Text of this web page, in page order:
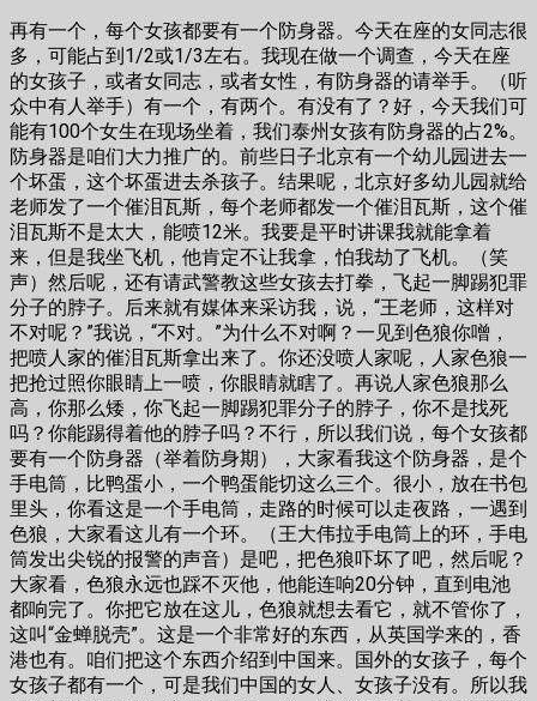
再有一个，每个女孩都要有一个防身器。今天在座的女同志很
多，可能占到1/2或1/3左右。我现在做一个调查，今天在座
的女孩子，或者女同志，或者女性，有防身器的请举手。（听
众中有人举手）有一个，有两个。有没有了？好，今天我们可
能有100个女生在现场坐着，我们泰州女孩有防身器的占2%。
防身器是咱们大力推广的。前些日子北京有一个幼儿园进去一
个坏蛋，这个坏蛋进去杀孩子。结果呢，北京好多幼儿园就给
老师发了一个催泪瓦斯，每个老师都发一个催泪瓦斯，这个催
泪瓦斯不是太大，能喷12米。我要是平时讲课我就能拿着
来，但是我坐飞机，他肯定不让我拿，怕我劫了飞机。（笑
声）然后呢，还有请武警教这些女孩去打拳，飞起一脚踢犯罪
分子的脖子。后来就有媒体来采访我，说，“王老师，这样对
不对呢？”我说，“不对。”为什么不对啊？一见到色狼你噌，
把喷人家的催泪瓦斯拿出来了。你还没喷人家呢，人家色狼一
把抢过照你眼睛上一喷，你眼睛就瞎了。再说人家色狼那么
高，你那么矮，你飞起一脚踢犯罪分子的脖子，你不是找死
吗？你能踢得着他的脖子吗？不行，所以我们说，每个女孩都
要有一个防身器（举着防身期），大家看我这个防身器，是个
手电筒，比鸭蛋小，一个鸭蛋能切这么三个。很小，放在书包
里头，你看这是一个手电筒，走路的时候可以走夜路，一遇到
色狼，大家看这儿有一个环。（王大伟拉手电筒上的环，手电
筒发出尖锐的报警的声音）是吧，把色狼吓坏了吧，然后呢？
大家看，色狼永远也踩不灭他，他能连响20分钟，直到电池
都响完了。你把它放在这儿，色狼就想去看它，就不管你了，
这叫“金蝉脱壳”。这是一个非常好的东西，从英国学来的，香
港也有。咱们把这个东西介绍到中国来。国外的女孩子，每个
女孩子都有一个，可是我们中国的女人、女孩子没有。所以我